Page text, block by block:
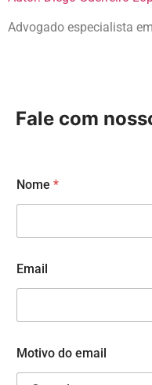
Advogado especialista
Fale com
Nome *
m
a
m
a
i
Email
Motivo do email